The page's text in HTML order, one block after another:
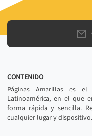
CONTENIDO
Páginas Amarillas es
Latinoamérica, en el que
forma rápida y sencilla.
cualquier lugar y dispositivo.